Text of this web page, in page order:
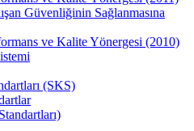
Güvenliğinin Sağlanmasına
ve Kalite Yönergesi (2010)
(SKS)